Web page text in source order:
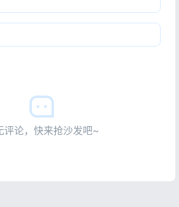
评论，快来抢沙发吧~